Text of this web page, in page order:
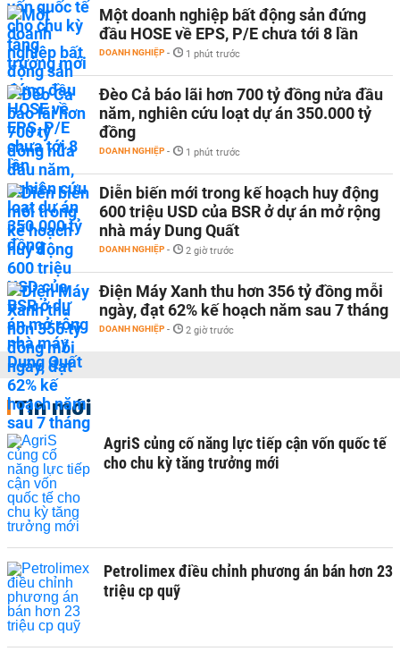
Một doanh nghiệp bất động sản đứng
đầu HOSE về EPS, P/E chưa tới 8 lần
DOANH NGHIỆP - 1 phút trước
Đèo Cả báo lãi hơn 700 tỷ đồng nửa đầu
năm, nghiên cứu loạt dự án 350.000 tỷ
đồng
DOANH NGHIỆP - 1 phút trước
Diễn biến mới trong kế hoạch huy động
600 triệu USD của BSR ở dự án mở rộng
nhà máy Dung Quất
DOANH NGHIỆP - 2 giờ trước
Điện Máy Xanh thu hơn 356 tỷ đồng mỗi
ngày, đạt 62% kế hoạch năm sau 7 tháng
DOANH NGHIỆP - 2 giờ trước
Tin mới
AgriS củng cố năng lực tiếp cận vốn quốc tế
cho chu kỳ tăng trưởng mới
Petrolimex điều chỉnh phương án bán hơn 23
triệu cp quỹ